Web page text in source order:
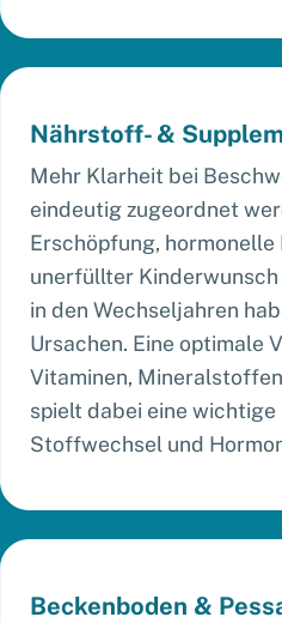
Nährstoff- &
Mehr Klarheit bei
eindeutig zugeordnet
Erschöpfung, hormonelle
unerfüllter
in den Wechseljahren
Ursachen. Eine optimale
Vitaminen,
spielt dabei eine
Stoffwechsel und
Beckenboden &